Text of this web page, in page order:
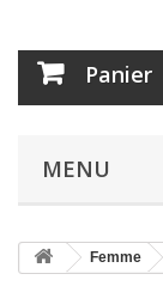
Panier
MENU
Femme